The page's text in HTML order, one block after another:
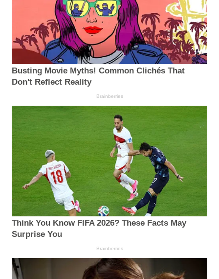
Busting Movie Myths! Common Clichés That
Don't Reflect Reality
Brainberries
Think You Know FIFA 2026? These Facts May
Surprise You
Brainberries